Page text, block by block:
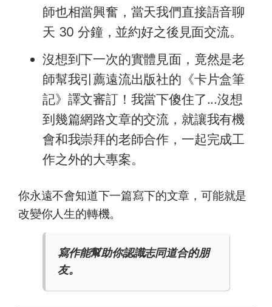
師也相當興奮，當天我們直接語音聊
天 30 分鐘，並約好之後見面交流。
沒想到下一次的實體見面，竟然是老
師幫我引薦遠流出版社的《卡片盒筆
記》譯文審訂！我當下傻住了...沒想
到幾篇網路文章的交流，就讓我有機
會和我崇拜的老師合作，一起完成工
作之外的大專案。
你永遠不會知道下一篇寫下的文章，可能就是
改變你人生的轉機。
寫作能幫助你認識志同道合的朋
友。